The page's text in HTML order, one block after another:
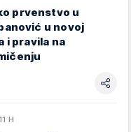
prvenstvo u
u novoj
i pravila na
H